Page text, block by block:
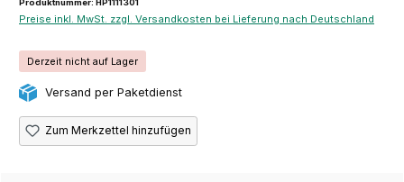
Produktnummer: HP1111301
Preise inkl. MwSt. zzgl. Versandkosten bei Lieferung nach Deutschland
Derzeit nicht auf Lager
Versand per Paketdienst
Zum Merkzettel hinzufügen